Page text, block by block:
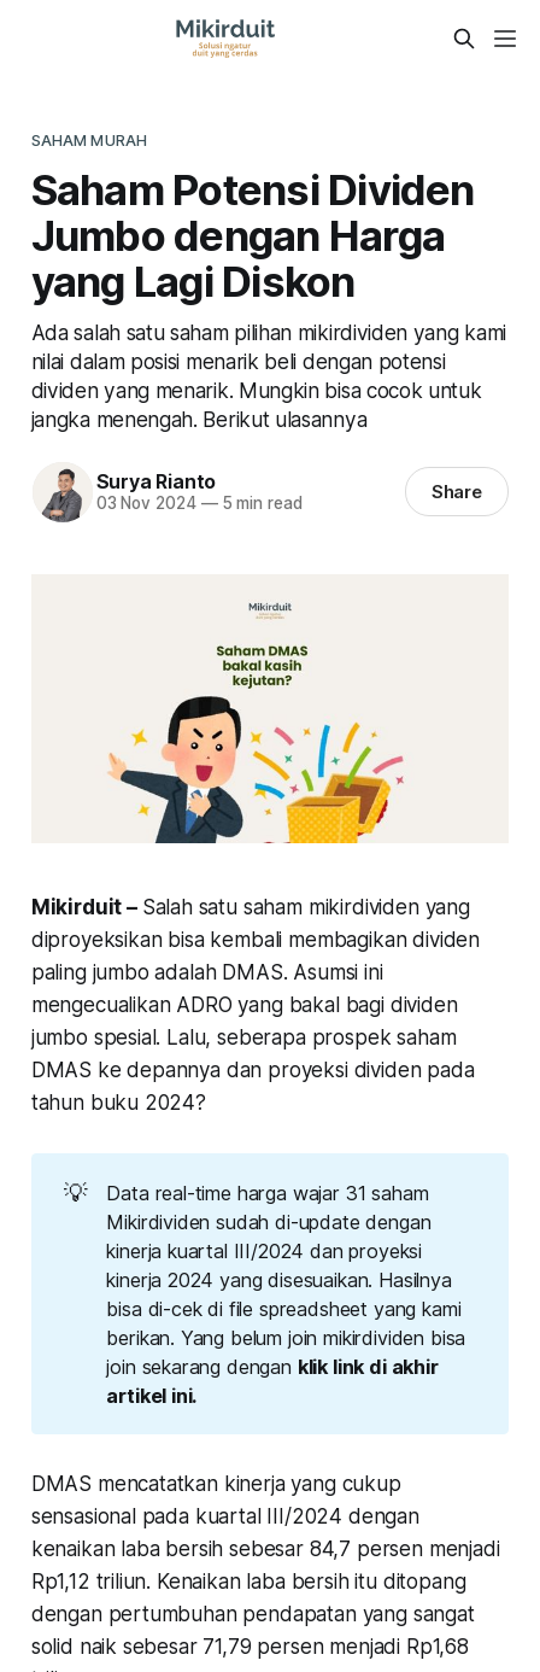
SAHAM MURAH
Saham Potensi Dividen
Jumbo dengan Harga
yang Lagi Diskon
Ada salah satu saham pilihan mikirdividen yang kami
nilai dalam posisi menarik beli dengan potensi
dividen yang menarik. Mungkin bisa cocok untuk
jangka menengah. Berikut ulasannya
Surya Rianto
03 Nov 2024 —5 min read Share
Mikirduit – Salah satu saham mikirdividen yang
diproyeksikan bisa kembali membagikan dividen
paling jumbo adalah DMAS. Asumsi ini
mengecualikan ADRO yang bakal bagi dividen
jumbo spesial. Lalu, seberapa prospek saham
DMAS ke depannya dan proyeksi dividen pada
tahun buku 2024?
💡
Data real-time harga wajar 31 saham
Mikirdividen sudah di-update dengan
kinerja kuartal III/2024 dan proyeksi
kinerja 2024 yang disesuaikan. Hasilnya
bisa di-cek di file spreadsheet yang kami
berikan. Yang belum join mikirdividen bisa
join sekarang dengan klik link di akhir
artikel ini.
DMAS mencatatkan kinerja yang cukup
sensasional pada kuartal III/2024 dengan
kenaikan laba bersih sebesar 84,7 persen menjadi
Rp1,12 triliun. Kenaikan laba bersih itu ditopang
dengan pertumbuhan pendapatan yang sangat
solid naik sebesar 71,79 persen menjadi Rp1,68